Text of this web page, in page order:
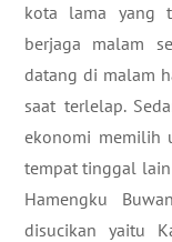
kota lama yang
berjaga malam
datang di malam
saat terlelap.
ekonomi memilih
tempat tinggal lain
Hamengku
disucikan yaitu